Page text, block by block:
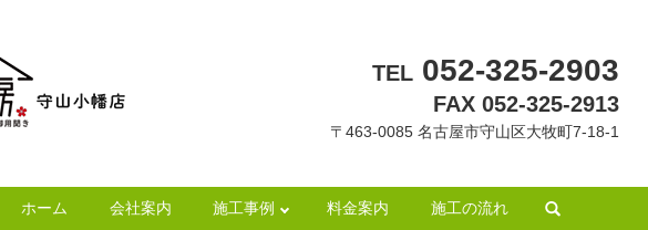
ホーム 会社案内 施工事例 料金案内 施工の流れ
TEL 052-325-2903
FAX 052-325-2913
〒463-0085 名古屋市守山区大牧町7-18-1